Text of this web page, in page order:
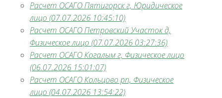
Расчет ОСАГО Пятигорск г, Юридическое
лицо (07.07.2026 10:45:10)
Расчет ОСАГО Петровский Участок д,
Физическое лицо (07.07.2026 03:27:36)
Расчет ОСАГО Когалым г, Физическое лицо
(06.07.2026 15:01:07)
Расчет ОСАГО Кольцово рп, Физическое
лицо (04.07.2026 13:54:22)